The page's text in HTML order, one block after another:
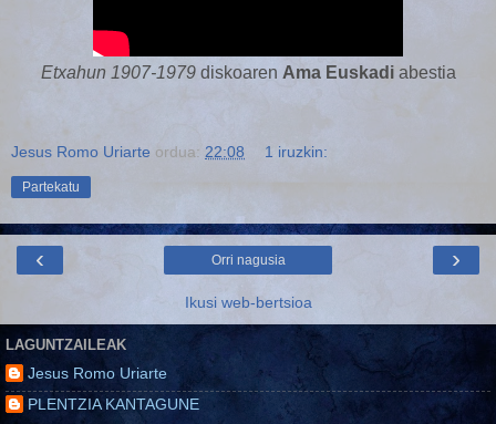
Etxahun 1907-1979diskoaren Ama Euskadiabestia
Jesus Romo Uriarte ordua: 22:08 1 iruzkin:
Partekatu
‹ ›
Orri nagusia
Ikusi web-bertsioa
LAGUNTZAILEAK
Jesus Romo Uriarte
PLENTZIA KANTAGUNE